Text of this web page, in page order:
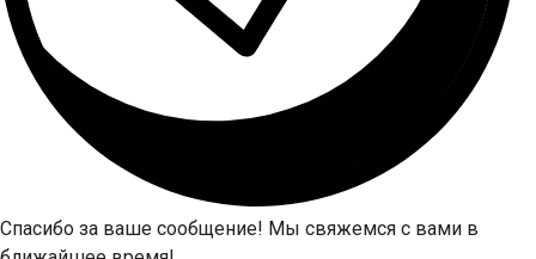
Спасибо за ваше сообщение! Мы свяжемся с вами в